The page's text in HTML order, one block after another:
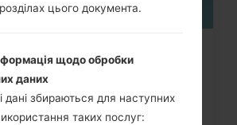
до заводських
за допомогою коду...
цього документа.
щодо обробки
даних
дані збираються для наступних
таких послуг: